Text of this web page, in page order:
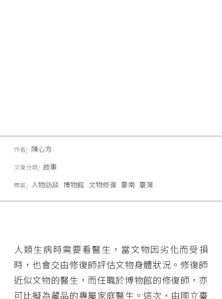
人類生病時需要看醫生，當文物因劣化而受損
時，也會交由修復師評估文物身體狀況。修復師
近似文物的醫生，而任職於博物館的修復師，亦
可比擬為藏品的專屬家庭醫生。這次，由國立臺
作者 陳心方
文章分類 故事
標籤 人物訪談 博物館 文物修復 臺南 臺灣